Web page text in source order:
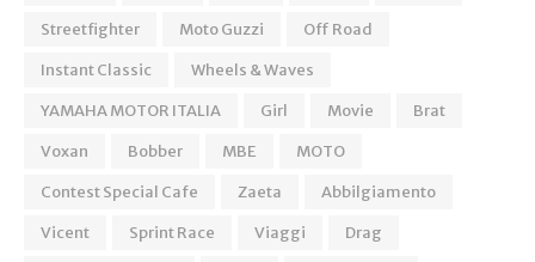
Streetfighter
Moto Guzzi
Off Road
Instant Classic
Wheels & Waves
YAMAHA MOTOR ITALIA
Girl Movie
Brat
Voxan
Bobber MBE
MOTO
Contest Special Cafe
Zaeta
Abbilgiamento
Vicent
Sprint Race Viaggi
Drag